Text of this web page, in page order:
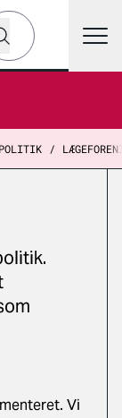
leder du efter?
Søg
POLITIK
Vi